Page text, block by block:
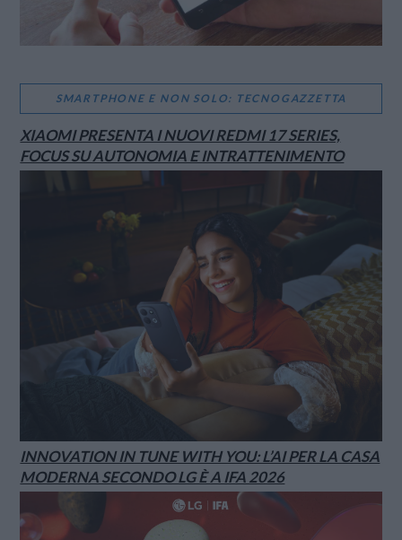
SMARTPHONE E NON SOLO: TECNOGAZZETTA
XIAOMI PRESENTA I NUOVI REDMI 17 SERIES,
FOCUS SU AUTONOMIA E INTRATTENIMENTO
INNOVATION IN TUNE WITH YOU: L’AI PER LA CASA
MODERNA SECONDO LG È A IFA 2026